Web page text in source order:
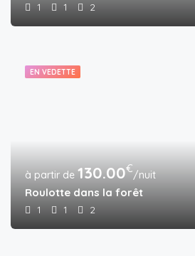
1 1 2
EN VEDETTE
130.00€/nuit
Roulotte dans la forêt
1 1 2